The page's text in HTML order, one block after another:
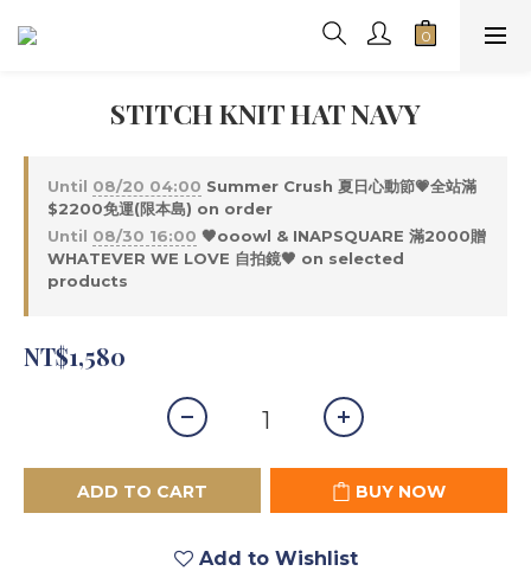
STITCH KNIT HAT NAVY
Until 08/20 04:00 Summer Crush 夏日心動節💗全站滿
$2200免運(限本島) on order
Until 08/30 16:00 🖤ooowl & INAPSQUARE 滿2000贈
WHATEVER WE LOVE 自拍鏡🖤 on selected
products
NT$1,580
ADD TO CART BUY NOW
Add to Wishlist